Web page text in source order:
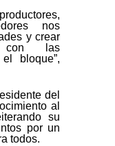
nos
y crear
con las
bloque”,
del
al
su
por un
todos.